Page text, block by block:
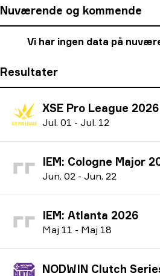
Nuværende og kommende
Vi har ingen data på
Resultater
XSE Pro League 2026
Jul. 01 - Jul. 12
IEM: Cologne Major
Jun. 02 - Jun. 22
IEM: Atlanta 2026
Maj 11 - Maj 18
NODWIN Clutch